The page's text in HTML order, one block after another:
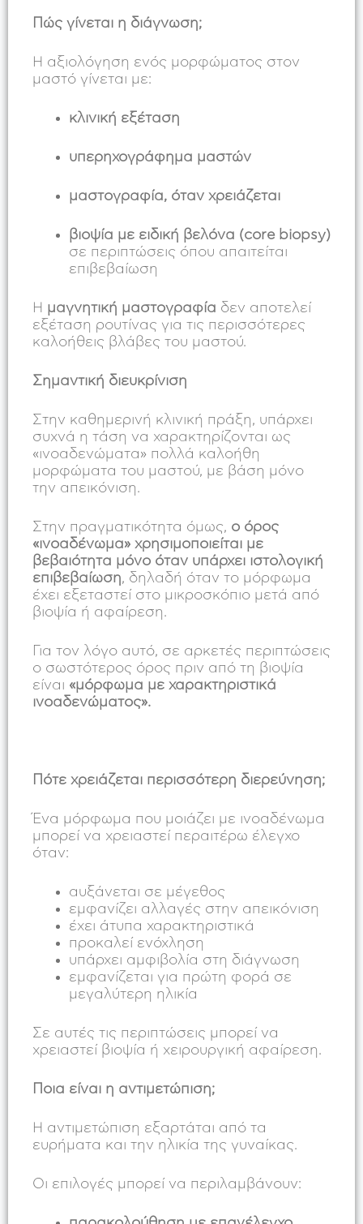
Πώς γίνεται η διάγνωση;
Η αξιολόγηση ενός μορφώματος στον
μαστό γίνεται με:
κλινική εξέταση
υπερηχογράφημα μαστών
μαστογραφία, όταν χρειάζεται
βιοψία με ειδική βελόνα (core biopsy)
σε περιπτώσεις όπου απαιτείται
επιβεβαίωση
Η μαγνητική μαστογραφία δεν αποτελεί
εξέταση ρουτίνας για τις περισσότερες
καλοήθεις βλάβες του μαστού.
Σημαντική διευκρίνιση
Στην καθημερινή κλινική πράξη, υπάρχει
συχνά η τάση να χαρακτηρίζονται ως
«ινοαδενώματα» πολλά καλοήθη
μορφώματα του μαστού, με βάση μόνο
την απεικόνιση.
Στην πραγματικότητα όμως, ο όρος
«ινοαδένωμα» χρησιμοποιείται με
βεβαιότητα μόνο όταν υπάρχει ιστολογική
επιβεβαίωση, δηλαδή όταν το μόρφωμα
έχει εξεταστεί στο μικροσκόπιο μετά από
βιοψία ή αφαίρεση.
Για τον λόγο αυτό, σε αρκετές περιπτώσεις
ο σωστότερος όρος πριν από τη βιοψία
είναι «μόρφωμα με χαρακτηριστικά
ινοαδενώματος».
Πότε χρειάζεται περισσότερη διερεύνηση;
Ένα μόρφωμα που μοιάζει με ινοαδένωμα
μπορεί να χρειαστεί περαιτέρω έλεγχο
όταν:
αυξάνεται σε μέγεθος
εμφανίζει αλλαγές στην απεικόνιση
έχει άτυπα χαρακτηριστικά
προκαλεί ενόχληση
υπάρχει αμφιβολία στη διάγνωση
εμφανίζεται για πρώτη φορά σε
μεγαλύτερη ηλικία
Σε αυτές τις περιπτώσεις μπορεί να
χρειαστεί βιοψία ή χειρουργική αφαίρεση.
Ποια είναι η αντιμετώπιση;
Η αντιμετώπιση εξαρτάται από τα
ευρήματα και την ηλικία της γυναίκας.
Οι επιλογές μπορεί να περιλαμβάνουν: